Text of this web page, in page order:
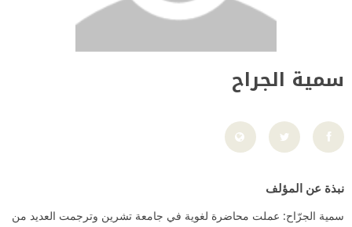
سمية الجراح
نبذة عن المؤلف
سمية الجرّاح: عملت محاضرة لغوية في جامعة تشرين وترجمت العديد من